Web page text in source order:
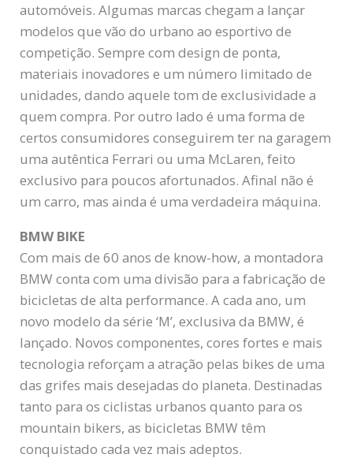
automóveis. Algumas marcas chegam a lançar
modelos que vão do urbano ao esportivo de
competição. Sempre com design de ponta,
materiais inovadores e um número limitado de
unidades, dando aquele tom de exclusividade a
quem compra. Por outro lado é uma forma de
certos consumidores conseguirem ter na garagem
uma autêntica Ferrari ou uma McLaren, feito
exclusivo para poucos afortunados. Afinal não é
um carro, mas ainda é uma verdadeira máquina.
BMW BIKE
Com mais de 60 anos de know-how, a montadora
BMW conta com uma divisão para a fabricação de
bicicletas de alta performance. A cada ano, um
novo modelo da série ‘M’, exclusiva da BMW, é
lançado. Novos componentes, cores fortes e mais
tecnologia reforçam a atração pelas bikes de uma
das grifes mais desejadas do planeta. Destinadas
tanto para os ciclistas urbanos quanto para os
mountain bikers, as bicicletas BMW têm
conquistado cada vez mais adeptos.